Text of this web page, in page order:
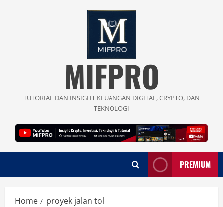
MIFPRO
TUTORIAL DAN INSIGHT KEUANGAN DIGITAL, CRYPTO, DAN
TEKNOLOGI
PREMIUM
Home proyek jalan tol